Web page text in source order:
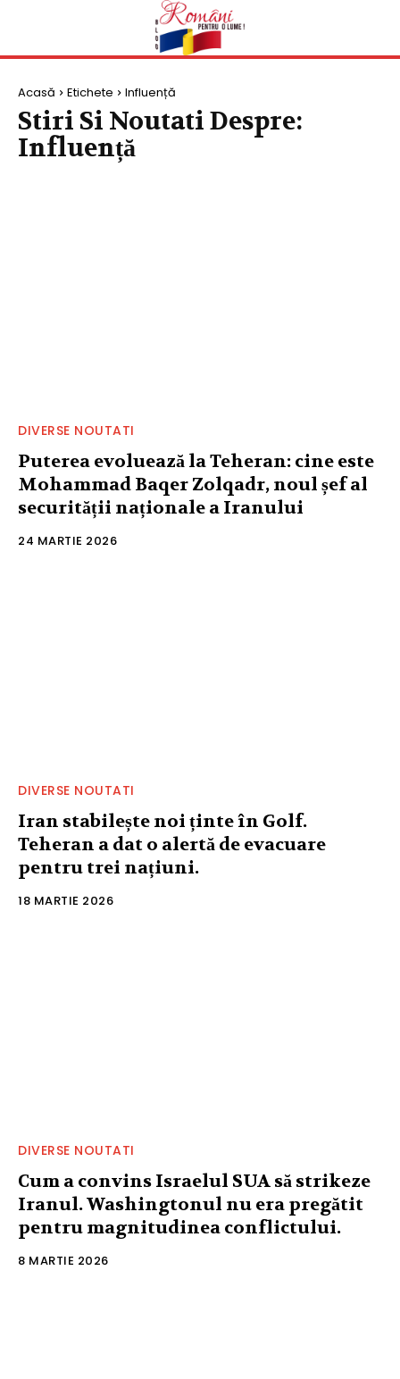
Acasă Etichete Influență
Stiri Si Noutati Despre:
Influență
DIVERSE NOUTATI
Puterea evoluează la Teheran: cine este
Mohammad Baqer Zolqadr, noul șef al
securității naționale a Iranului
24 MARTIE 2026
DIVERSE NOUTATI
Iran stabilește noi ținte în Golf.
Teheran a dat o alertă de evacuare
pentru trei națiuni.
18 MARTIE 2026
DIVERSE NOUTATI
Cum a convins Israelul SUA să strikeze
Iranul. Washingtonul nu era pregătit
pentru magnitudinea conflictului.
8 MARTIE 2026